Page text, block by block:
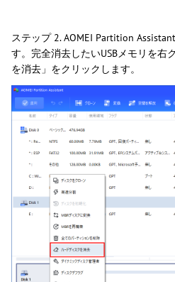
ステップ 2. AOMEI Partition
す。完全消去したいUSBメモリを右
を消去」をクリックします。